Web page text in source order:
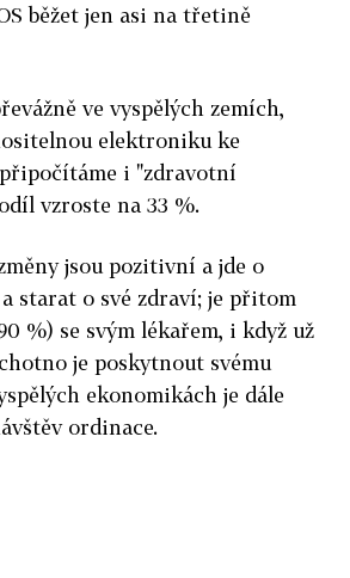
běžet jen asi na třetině
ve vyspělých zemích,
elektroniku ke
i "zdravotní
vzroste na 33 %.
jsou pozitivní a jde o
starat o své zdraví; je přitom
%) se svým lékařem, i když už
je poskytnout svému
ekonomikách je dále
ordinace.